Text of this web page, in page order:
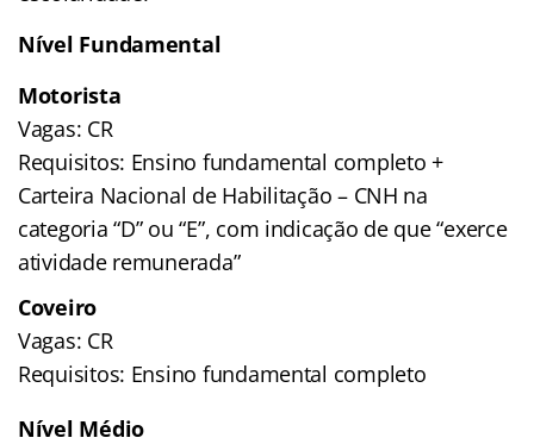
Nível Fundamental
Motorista
Vagas: CR
Requisitos: Ensino fundamental completo +
Carteira Nacional de Habilitação – CNH na
categoria “D” ou “E”, com indicação de que “exerce
atividade remunerada”
Coveiro
Vagas: CR
Requisitos: Ensino fundamental completo
Nível Médio